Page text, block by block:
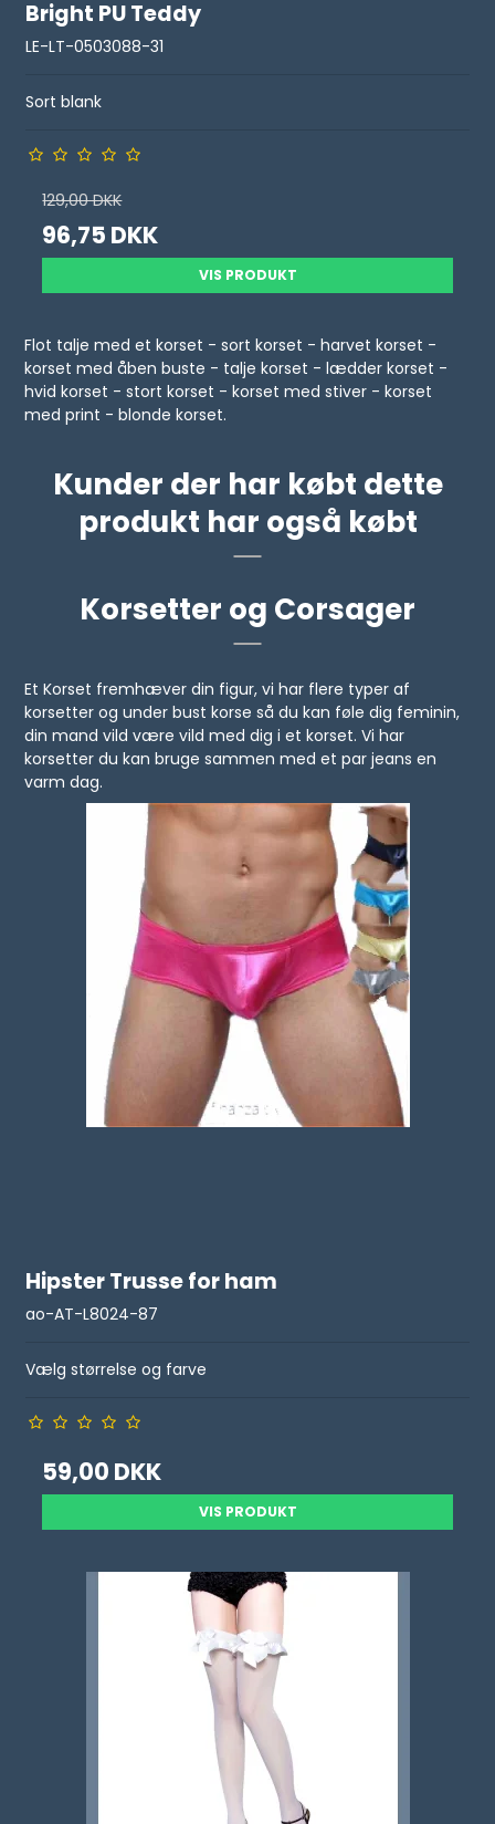
Bright PU Teddy
LE-LT-0503088-31
Sort blank
129,00 DKK
96,75 DKK
VIS PRODUKT
Flot talje med et korset - sort korset - harvet korset -
korset med åben buste - talje korset - lædder korset -
hvid korset - stort korset - korset med stiver - korset
med print - blonde korset.
Kunder der har købt dette
produkt har også købt
Korsetter og Corsager
Et Korset fremhæver din figur, vi har flere typer af
korsetter og under bust korse så du kan føle dig feminin,
din mand vild være vild med dig i et korset. Vi har
korsetter du kan bruge sammen med et par jeans en
varm dag.
Hipster Trusse for ham
ao-AT-L8024-87
Vælg størrelse og farve
59,00 DKK
VIS PRODUKT